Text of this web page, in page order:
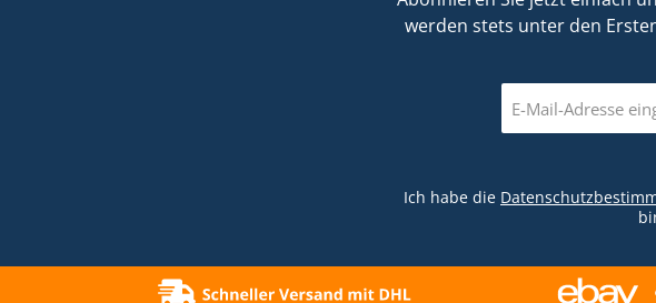
werden stets unter den
Mail-
Ich habe die